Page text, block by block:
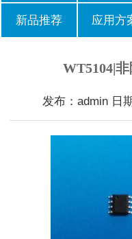
新品推荐 应用方
WT5104|
发布：admin 日